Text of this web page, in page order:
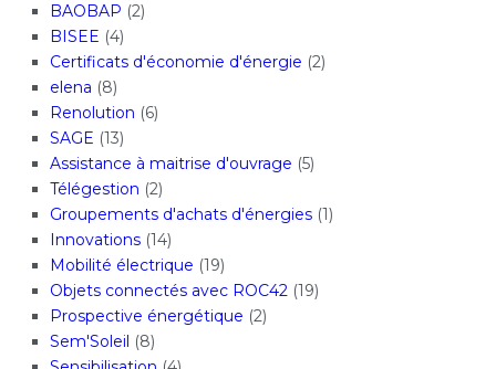
BAOBAP (2)
BISEE (4)
Certificats d'économie d'énergie (2)
elena (8)
Renolution (6)
SAGE (13)
Assistance à maitrise d'ouvrage (5)
Télégestion (2)
Groupements d'achats d'énergies(1)
Innovations(14)
Mobilité électrique (19)
Objets connectés avec ROC42(19)
Prospective énergétique (2)
Sem'Soleil (8)